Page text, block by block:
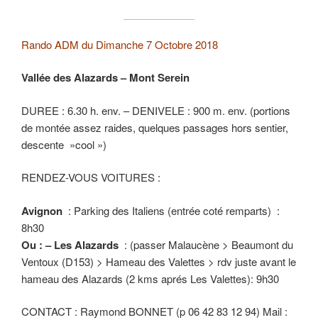
Rando ADM du Dimanche 7 Octobre 2018
Vallée des Alazards – Mont Serein
DUREE : 6.30 h. env. – DENIVELE : 900 m. env. (portions
de montée assez raides, quelques passages hors sentier,
descente »cool »)
RENDEZ-VOUS VOITURES :
Avignon : Parking des Italiens (entrée coté remparts) :
8h30
Ou : – Les Alazards : (passer Malaucène > Beaumont du
Ventoux (D153) > Hameau des Valettes > rdv juste avant le
hameau des Alazards (2 kms aprés Les Valettes): 9h30
CONTACT : Raymond BONNET (p 06 42 83 12 94) Mail :